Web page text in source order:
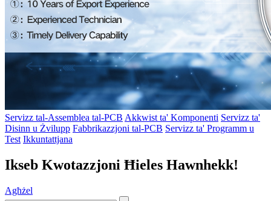
Servizz tal-Assemblea tal-PCB Akkwist ta' Komponenti Servizz ta'
Disinn u Żvilupp Fabbrikazzjoni tal-PCB Servizz ta' Programm u
Test Ikkuntattjana
Ikseb Kwotazzjoni Ħieles Hawnhekk!
Agħżel